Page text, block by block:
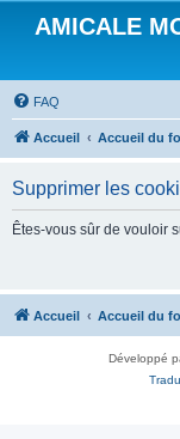
AMICALE
FAQ
Accueil Accueil du
Supprimer les
Êtes-vous sûr de vouloir
Accueil Accueil du
Développé